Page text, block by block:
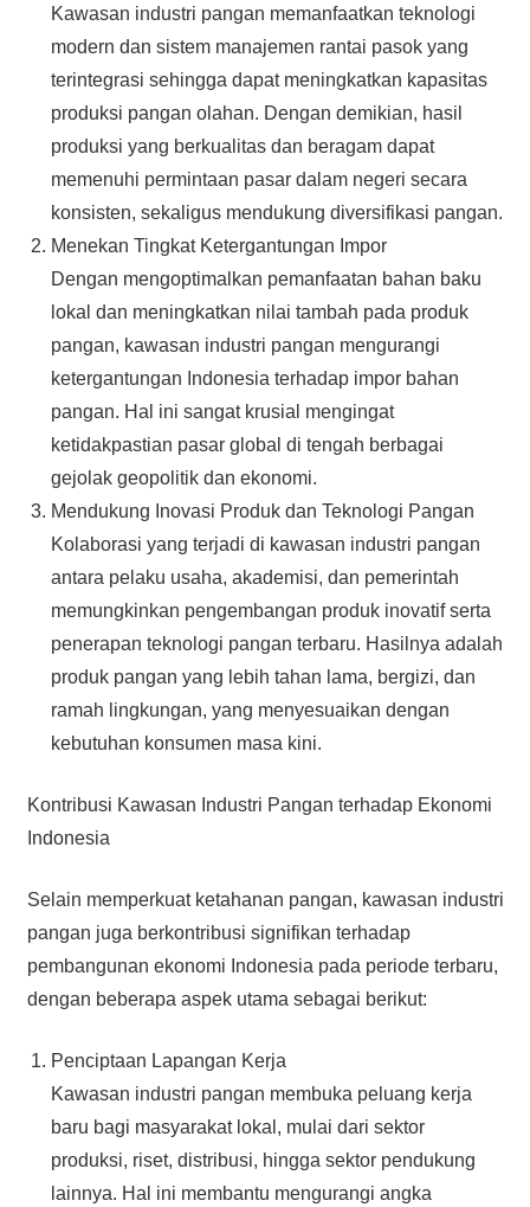
Kawasan industri pangan memanfaatkan teknologi
modern dan sistem manajemen rantai pasok yang
terintegrasi sehingga dapat meningkatkan kapasitas
produksi pangan olahan. Dengan demikian, hasil
produksi yang berkualitas dan beragam dapat
memenuhi permintaan pasar dalam negeri secara
konsisten, sekaligus mendukung diversifikasi pangan.
Menekan Tingkat Ketergantungan Impor
Dengan mengoptimalkan pemanfaatan bahan baku
lokal dan meningkatkan nilai tambah pada produk
pangan, kawasan industri pangan mengurangi
ketergantungan Indonesia terhadap impor bahan
pangan. Hal ini sangat krusial mengingat
ketidakpastian pasar global di tengah berbagai
gejolak geopolitik dan ekonomi.
Mendukung Inovasi Produk dan Teknologi Pangan
Kolaborasi yang terjadi di kawasan industri pangan
antara pelaku usaha, akademisi, dan pemerintah
memungkinkan pengembangan produk inovatif serta
penerapan teknologi pangan terbaru. Hasilnya adalah
produk pangan yang lebih tahan lama, bergizi, dan
ramah lingkungan, yang menyesuaikan dengan
kebutuhan konsumen masa kini.
Kontribusi Kawasan Industri Pangan terhadap Ekonomi
Indonesia
Selain memperkuat ketahanan pangan, kawasan industri
pangan juga berkontribusi signifikan terhadap
pembangunan ekonomi Indonesia pada periode terbaru,
dengan beberapa aspek utama sebagai berikut:
Penciptaan Lapangan Kerja
Kawasan industri pangan membuka peluang kerja
baru bagi masyarakat lokal, mulai dari sektor
produksi, riset, distribusi, hingga sektor pendukung
lainnya. Hal ini membantu mengurangi angka